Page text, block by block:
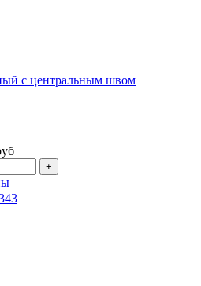
с центральным швом